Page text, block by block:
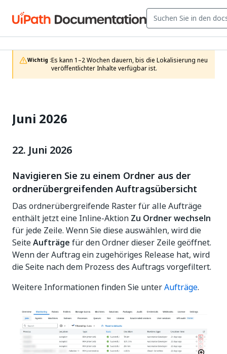
Wichtig :Es kann 1–2 Wochen dauern, bis die Lokalisierung neu
veröffentlichter Inhalte verfügbar ist.
Juni 2026
22. Juni 2026
Navigieren Sie zu einem Ordner aus der
ordnerübergreifenden Auftragsübersicht
Das ordnerübergreifende Raster für alle Aufträge
enthält jetzt eine Inline-Aktion Zu Ordner wechseln
für jede Zeile. Wenn Sie diese auswählen, wird die
SeiteAufträge für den Ordner dieser Zeile geöffnet.
Wenn der Auftrag ein zugehöriges Release hat, wird
die Seite nach dem Prozess des Auftrags vorgefiltert.
Weitere Informationen finden Sie unterAufträge.